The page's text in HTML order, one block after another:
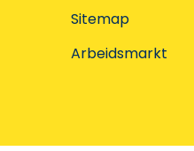
Sitemap
Arbeidsmarkt